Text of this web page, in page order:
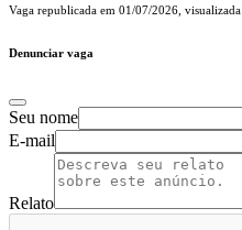
Vaga republicada em 01/07/2026 , visualizada
Denunciar vaga
Seu nome
E-mail
Relato